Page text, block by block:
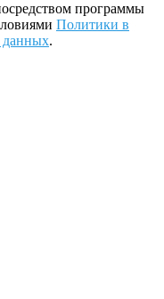
программы
Политики в
данных.